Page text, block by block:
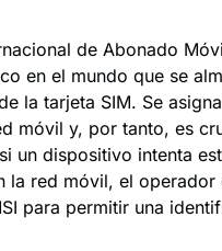
de Abonado
en el mundo que se
la tarjeta SIM. Se
móvil y, por tanto, es
un dispositivo intenta
la red móvil, el operador
para permitir una